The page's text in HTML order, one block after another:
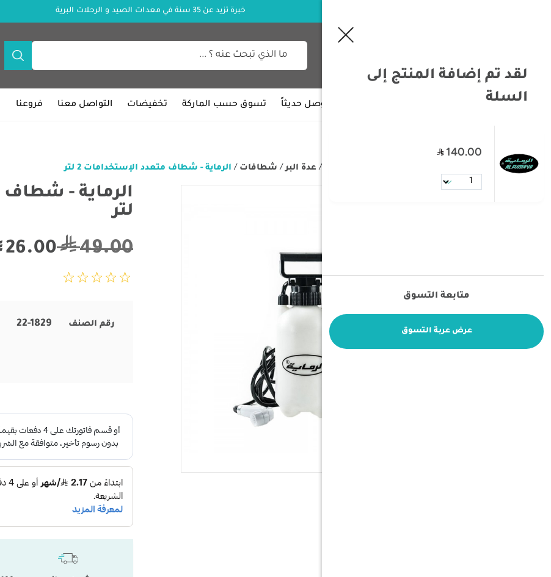
خبرة تزيد عن 35 سنة في معدات الصيد و الرحلات البرية
وصل حديثاً تسوق حسب الماركة تخفيضات التواصل معنا فروعنا
/ عدة البر / شطافات / الرماية - شطاف متعدد الإستخدامات 2 لتر
لتر
49.00
26.00
رقم الصنف 22-1829
لقد تم إضافة المنتج إلى
السلة
140.00
متابعة التسوق
عرض عربة التسوق